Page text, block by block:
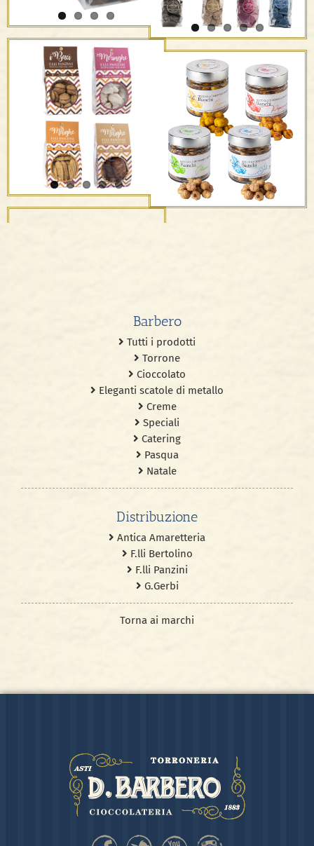
I cubi – F.lli Panzini
Amaretti morbidi –
sacchetto
Barbero
Tutti i prodotti
Torrone
Cioccolato
Eleganti scatole di metallo
Creme
Speciali
Catering
Pasqua
Natale
Distribuzione
Antica Amaretteria
F.lli Bertolino
F.lli Panzini
G.Gerbi
Torna ai marchi